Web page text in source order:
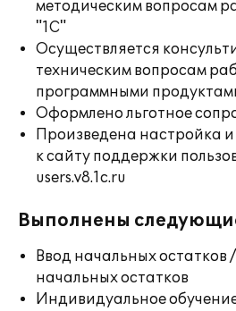
методическим вопросам
"1С"
Осуществляется
техническим вопросам
программными
Оформлено льготное
Произведена настройка
к сайту поддержки
users.v8.1c.ru
Выполнены
Ввод начальных остатков
начальных остатков
Индивидуальное